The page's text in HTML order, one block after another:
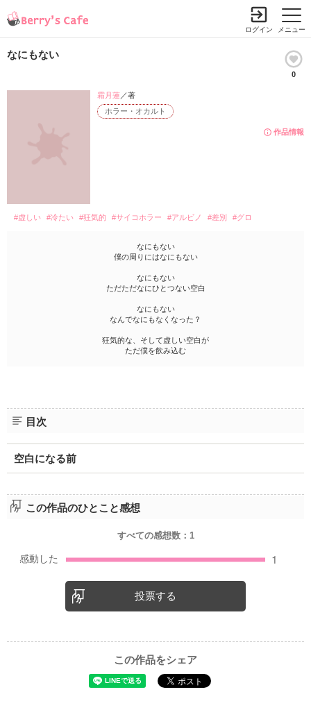
メニュー
ログイン
なにもない
0
作品情報
ホラー・オカルト
霜月蓮／著
#虚しい #冷たい #狂気的 #サイコホラー #アルビノ #差別 #グロ
なにもない
僕の周りにはなにもない
なにもない
ただただなにひとつない空白
なにもない
なんでなにもなくなった？
狂気的な、そして虚しい空白が
ただ僕を飲み込む
目次
空白になる前
この作品のひとこと感想
すべての感想数： 1
投票する
この作品をシェア